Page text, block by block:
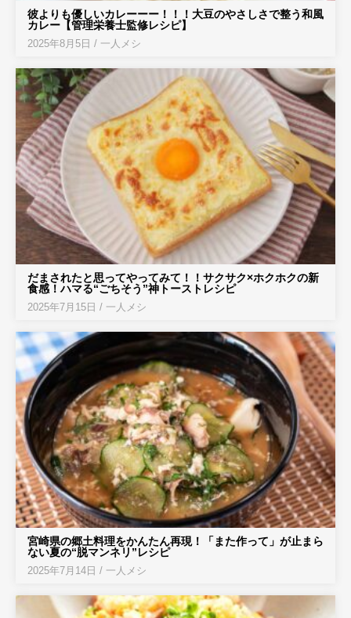
彼よりも優しいカレーーー！！！大豆のやさしさで整う和風
カレー【管理栄養士監修レシピ】
2025年8月5日 / 一人メシ
だまされたと思ってやってみて！！サクサク×ホクホクの新
食感！ハマる“ごちそう”神トーストレシピ
2025年7月15日 / 一人メシ
宮崎県の郷土料理をかんたん再現！「また作って」が止まら
ない夏の“脱マンネリ”レシピ
2025年7月14日 / 一人メシ